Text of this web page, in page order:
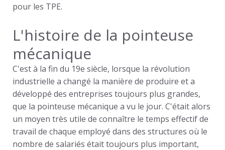
pour les TPE.
L'histoire de la pointeuse
mécanique
C'est à la fin du 19e siècle, lorsque la révolution
industrielle a changé la manière de produire et a
développé des entreprises toujours plus grandes,
que la pointeuse mécanique a vu le jour. C'était alors
un moyen très utile de connaître le temps effectif de
travail de chaque employé dans des structures où le
nombre de salariés était toujours plus important,